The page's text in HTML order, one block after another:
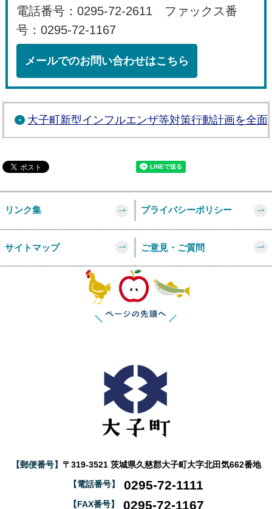
電話番号：0295-72-2611 ファックス番
号：0295-72-1167
メールでのお問い合わせはこちら
大子町新型インフルエンザ等対策行動計画を全面
リンク集 プライバシーポリシー
サイトマップ ご意見・ご質問
【郵便番号】 〒319-3521 茨城県久慈郡大子町大字北田気662番地
【電話番号】 0295-72-1111
【FAX番号】 0295-72-1167